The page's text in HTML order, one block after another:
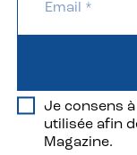
Je consens
utilisée afin
Magazine.